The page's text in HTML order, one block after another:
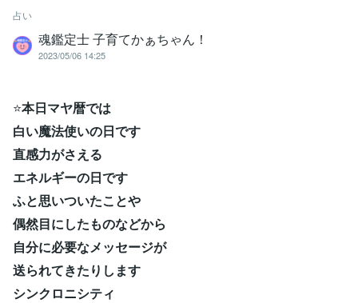
占い
魂鑑定士 子育てかぁちゃん！
2023/05/06 14:25
⭐本日マヤ暦では
白い魔法使いの日です
直感力がさえる
エネルギーの日です
ふと思いついたことや
偶然目にしたものなどから
自分に必要なメッセージが
送られてきたりします
シンクロニシティ